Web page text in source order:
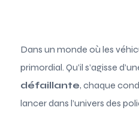
Dans un monde où les
primordial. Qu’il s’agisse
défaillante, chaque
lancer dans l’univers des